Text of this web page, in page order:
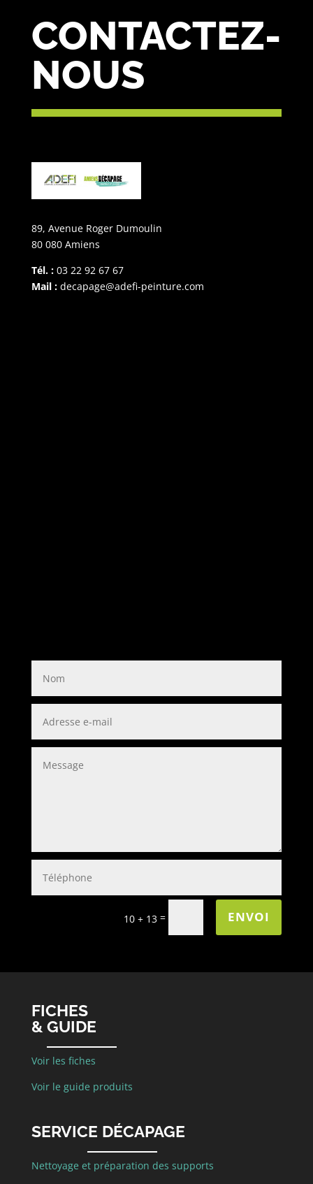
CONTACTEZ-
NOUS
89, Avenue Roger Dumoulin
80 080 Amiens
Tél. :03 22 92 67 67
Mail :decapage@adefi-peinture.com
10 + 13 = ENVOI
FICHES
& GUIDE
Voir les fiches
Voir le guide produits
SERVICE DÉCAPAGE
Nettoyage et préparation des supports